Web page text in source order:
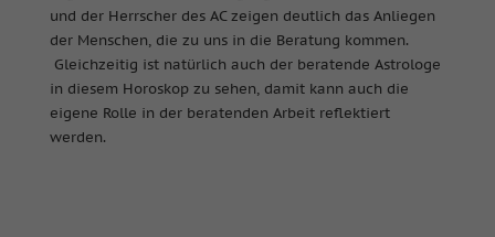
und der Herrscher des AC zeigen deutlich das Anliegen
der Menschen, die zu uns in die Beratung kommen.
Gleichzeitig ist natürlich auch der beratende Astrologe
in diesem Horoskop zu sehen, damit kann auch die
eigene Rolle in der beratenden Arbeit reflektiert
werden.